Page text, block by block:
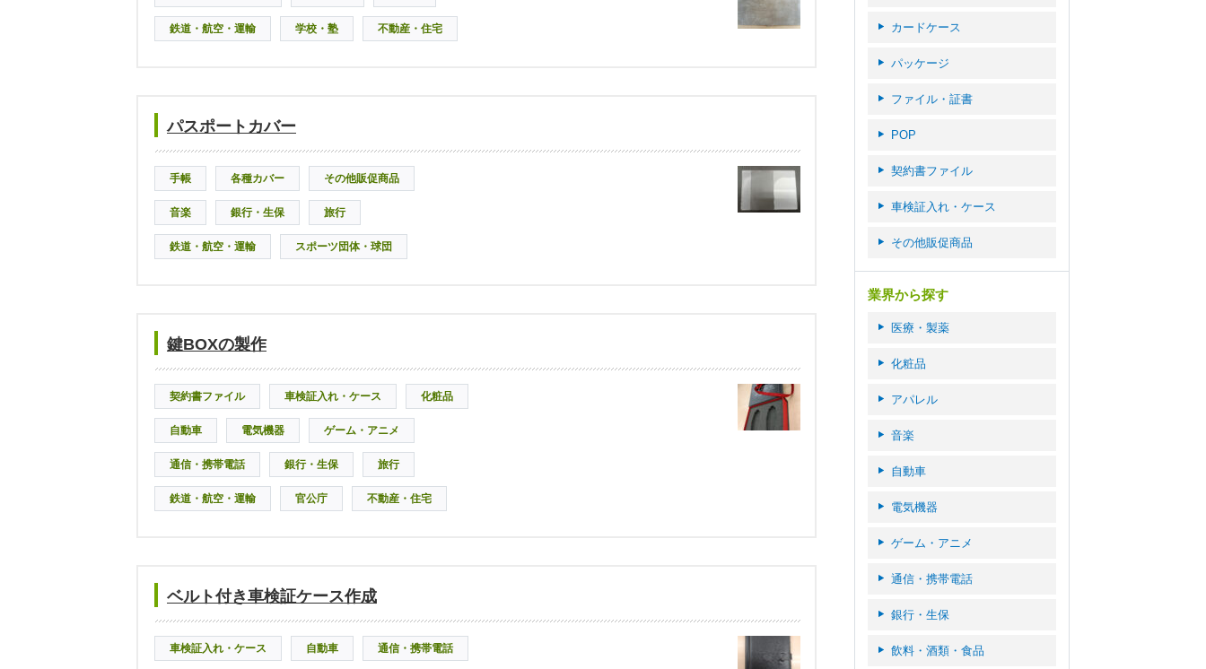
鉄道・航空・運輸 学校・塾 不動産・住宅
パスポートカバー
手帳 各種カバー その他販促商品
音楽 銀行・生保 旅行
鉄道・航空・運輸 スポーツ団体・球団
鍵BOXの製作
契約書ファイル 車検証入れ・ケース 化粧品
自動車 電気機器 ゲーム・アニメ
通信・携帯電話 銀行・生保 旅行
鉄道・航空・運輸 官公庁 不動産・住宅
ベルト付き車検証ケース作成
車検証入れ・ケース 自動車 通信・携帯電話
カードケース
パッケージ
ファイル・証書
POP
契約書ファイル
車検証入れ・ケース
その他販促商品
業界から探す
医療・製薬
化粧品
アパレル
音楽
自動車
電気機器
ゲーム・アニメ
通信・携帯電話
銀行・生保
飲料・酒類・食品